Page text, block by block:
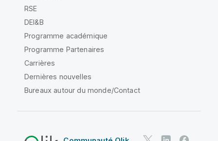
RSE
DEI&B
Programme académique
Programme Partenaires
Carrières
Dernières nouvelles
Bureaux autour du monde/Contact